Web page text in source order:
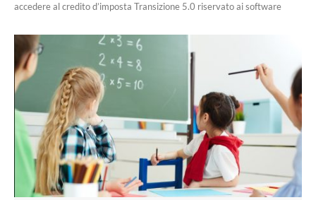
accedere al credito d’imposta Transizione 5.0 riservato ai software